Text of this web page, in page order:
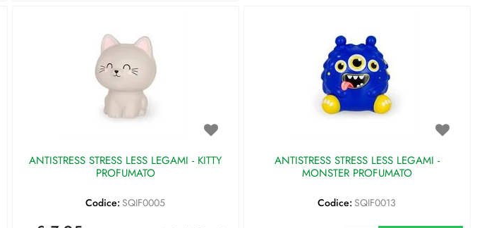
ANTISTRESS STRESS LESS LEGAMI - KITTY
PROFUMATO
Codice: SQIF0005
ANTISTRESS STRESS LESS LEGAMI -
MONSTER PROFUMATO
Codice: SQIF0013